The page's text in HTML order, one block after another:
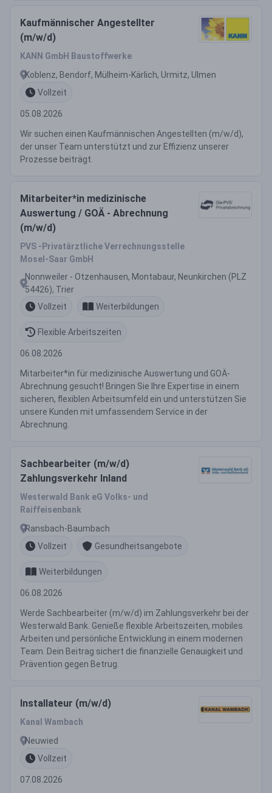
Kaufmännischer Angestellter
(m/w/d)
KANN GmbH Baustoffwerke
Koblenz, Bendorf, Mülheim-Kärlich, Urmitz, Ulmen
Vollzeit
05.08.2026
Wir suchen einen Kaufmännischen Angestellten (m/w/d),
der unser Team unterstützt und zur Effizienz unserer
Prozesse beiträgt.
Mitarbeiter*in medizinische
Auswertung / GOÄ - Abrechnung
(m/w/d)
PVS -Privatärztliche Verrechnungsstelle
Mosel-Saar GmbH
Nonnweiler - Otzenhausen, Montabaur, Neunkirchen (PLZ
54426), Trier
Vollzeit
Weiterbildungen
Flexible Arbeitszeiten
06.08.2026
Mitarbeiter*in für medizinische Auswertung und GOÄ-
Abrechnung gesucht! Bringen Sie Ihre Expertise in einem
sicheren, flexiblen Arbeitsumfeld ein und unterstützen Sie
unsere Kunden mit umfassendem Service in der
Abrechnung.
Sachbearbeiter (m/w/d)
Zahlungsverkehr Inland
Westerwald Bank eG Volks- und
Raiffeisenbank
Ransbach-Baumbach
Vollzeit
Gesundheitsangebote
Weiterbildungen
06.08.2026
Werde Sachbearbeiter (m/w/d) im Zahlungsverkehr bei der
Westerwald Bank. Genieße flexible Arbeitszeiten, mobiles
Arbeiten und persönliche Entwicklung in einem modernen
Team. Dein Beitrag sichert die finanzielle Genauigkeit und
Prävention gegen Betrug.
Installateur (m/w/d)
Kanal Wambach
Neuwied
Vollzeit
07.08.2026